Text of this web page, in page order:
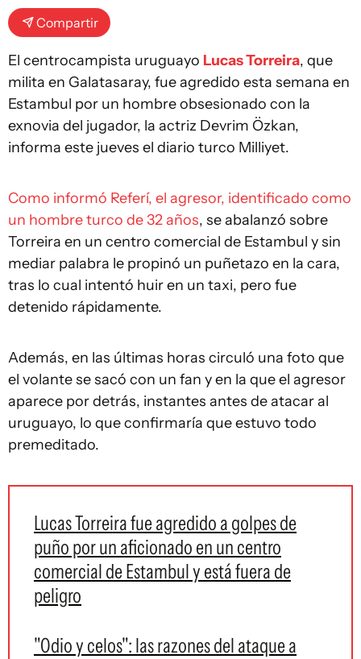
Compartir
El centrocampista uruguayo Lucas Torreira, que
milita en Galatasaray, fue agredido esta semana en
Estambul por un hombre obsesionado con la
exnovia del jugador, la actriz Devrim Özkan,
informa este jueves el diario turco Milliyet.
Como informó Referí, el agresor, identificado como
un hombre turco de 32 años, se abalanzó sobre
Torreira en un centro comercial de Estambul y sin
mediar palabra le propinó un puñetazo en la cara,
tras lo cual intentó huir en un taxi, pero fue
detenido rápidamente.
Además, en las últimas horas circuló una foto que
el volante se sacó con un fan y en la que el agresor
aparece por detrás, instantes antes de atacar al
uruguayo, lo que confirmaría que estuvo todo
premeditado.
Lucas Torreira fue agredido a golpes de
puño por un aficionado en un centro
comercial de Estambul y está fuera de
peligro
"Odio y celos": las razones del ataque a